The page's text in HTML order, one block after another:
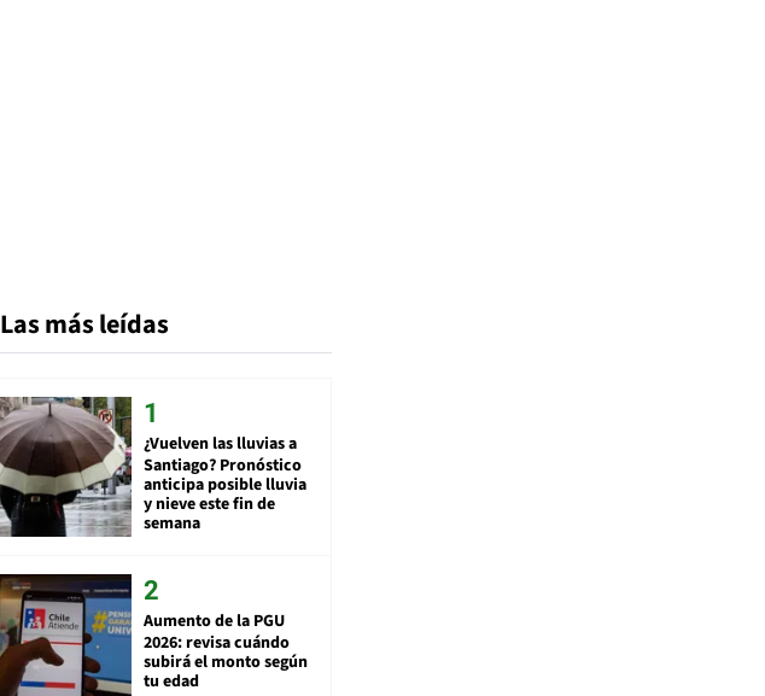
Las más leídas
¿Vuelven las lluvias a
Santiago? Pronóstico
anticipa posible lluvia
y nieve este fin de
semana
Aumento de la PGU
2026: revisa cuándo
subirá el monto según
tu edad